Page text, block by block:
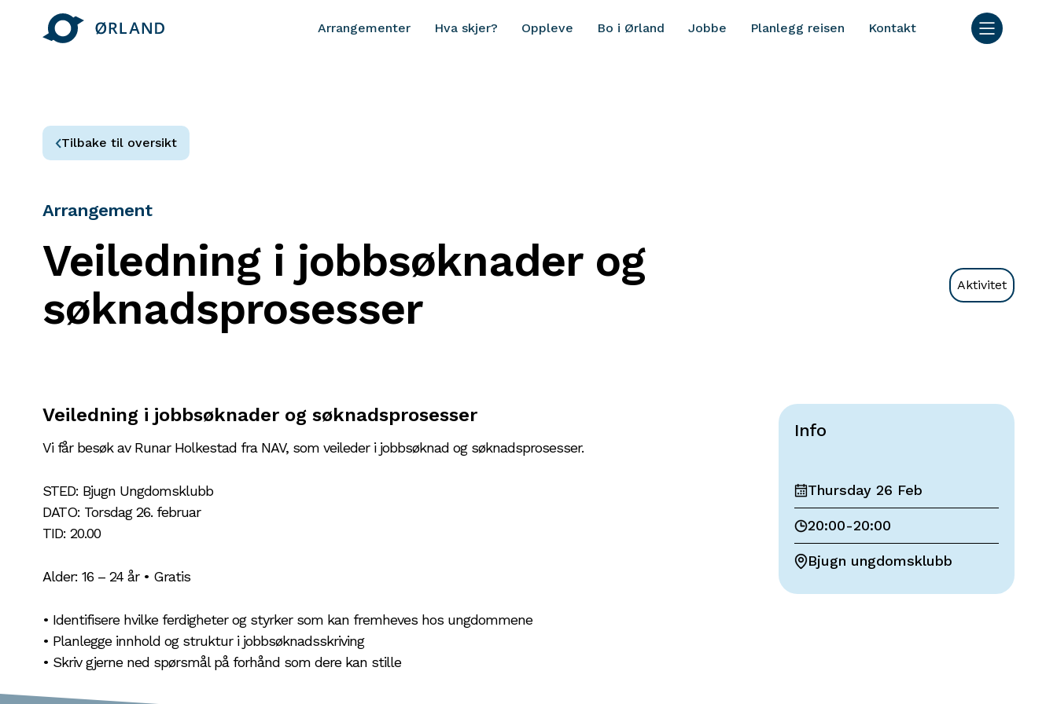
Arrangementer Hva skjer? Oppleve Bo i Ørland Jobbe Planlegg reisen Kontakt
Tilbake til oversikt
Arrangement
Veiledning i jobbsøknader og
søknadsprosesser
Aktivitet
Veiledning i jobbsøknader og søknadsprosesser
Vi får besøk av Runar Holkestad fra NAV, som veileder i jobbsøknad og søknadsprosesser.
STED: Bjugn Ungdomsklubb
DATO: Torsdag 26. februar
TID: 20.00
Alder: 16 – 24 år • Gratis
• Identifisere hvilke ferdigheter og styrker som kan fremheves hos ungdommene
• Planlegge innhold og struktur i jobbsøknadsskriving
• Skriv gjerne ned spørsmål på forhånd som dere kan stille
Info
Thursday 26 Feb
20:00-20:00
Bjugn ungdomsklubb